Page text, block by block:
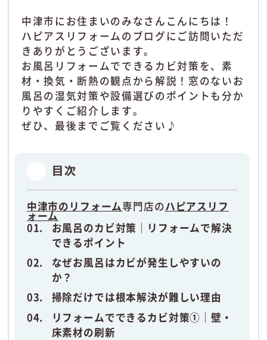
中津市にお住まいのみなさんこんにちは！
ハピアスリフォームのブログにご訪問いただ
きありがとうございます。
お風呂リフォームでできるカビ対策を、素
材・換気・断熱の観点から解説！窓のないお
風呂の湿気対策や設備選びのポイントも分か
りやすくご紹介します。
ぜひ、最後までご覧ください♪
目次
中津市のリフォーム専門店のハピアスリフ
ォーム
お風呂のカビ対策｜リフォームで解決
できるポイント
なぜお風呂はカビが発生しやすいの
か？
掃除だけでは根本解決が難しい理由
リフォームでできるカビ対策①｜壁・
床素材の刷新